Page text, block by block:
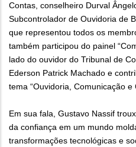
Contas, conselheiro Durval
Subcontrolador de Ouvidoria de
que representou todos os
também participou do painel
lado do ouvidor do Tribunal de
Ederson Patrick Machado e
tema “Ouvidoria, Comunicação e
Em sua fala, Gustavo Nassif
da confiança em um mundo
transformações tecnológicas e